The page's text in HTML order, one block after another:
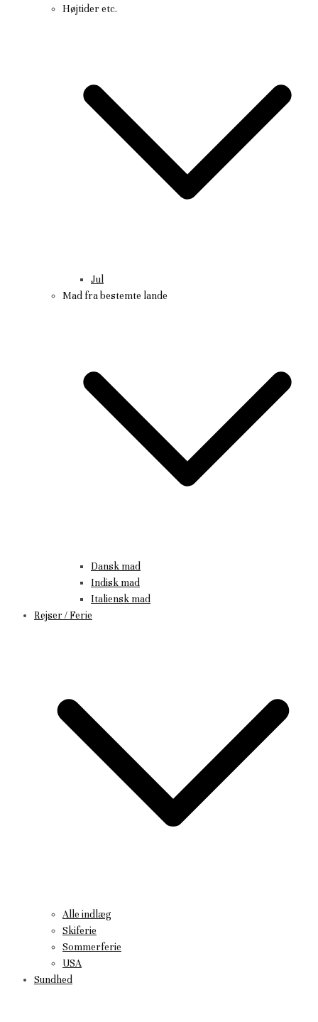
Højtider etc.
Jul
Mad fra bestemte lande
Dansk mad
Indisk mad
Italiensk mad
Rejser / Ferie
Alle indlæg
Skiferie
Sommerferie
USA
Sundhed